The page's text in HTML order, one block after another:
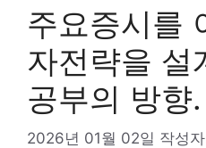
주요증시를
자전략을 설
공부의 방향.
2026년 01월 02일 작성